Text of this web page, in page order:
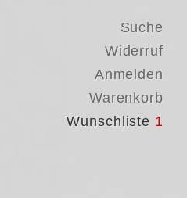
Suche
Widerruf
Anmelden
Warenkorb
Wunschliste 1